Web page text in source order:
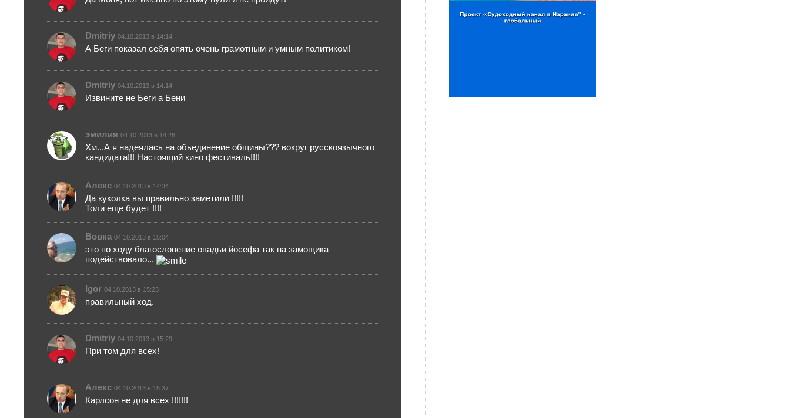
Dmitriy 04.10.2013 в 14:14
А Беги показал себя опять очень грамотным и умным политиком!
Dmitriy 04.10.2013 в 14:14
Извините не Беги а Бени
эмилия 04.10.2013 в 14:28
Хм...А я надеялась на обьединение общины??? вокруг русскоязычного
кандидата!!! Настоящий кино фестиваль!!!!
Алекс 04.10.2013 в 14:34
Да куколка вы правильно заметили !!!!!
Толи еще будет !!!!
Вовка 04.10.2013 в 15:04
это по ходу благословение овадьи йосефа так на замощика
подействовало...
Igor 04.10.2013 в 15:23
правильный ход.
Dmitriy 04.10.2013 в 15:29
При том для всех!
Алекс 04.10.2013 в 15:37
Карлсон не для всех !!!!!!!